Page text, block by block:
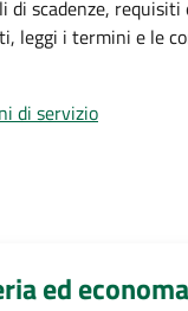
di scadenze,
leggi i termini e le
di servizio
ed